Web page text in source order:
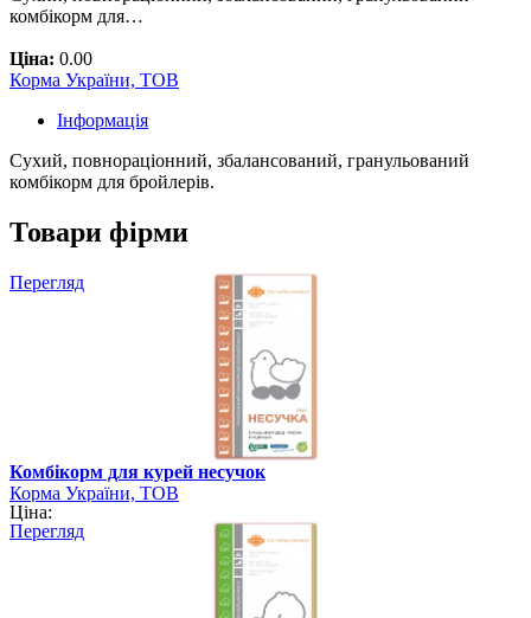
комбікорм для…
Ціна: 0.00
Корма України, ТОВ
Інформація
Сухий, повнораціонний, збалансований, гранульований
комбікорм для бройлерів.
Товари фірми
Перегляд
Комбікорм для курей несучок
Корма України, ТОВ
Ціна:
Перегляд